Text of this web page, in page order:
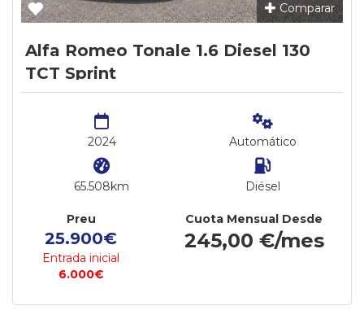
Comparar
Alfa Romeo Tonale 1.6 Diesel 130
TCT Sprint
2024
65.508km
Automático
Diésel
Preu
25.900€
Entrada inicial
6.000€
Cuota Mensual Desde
245,00 €/mes